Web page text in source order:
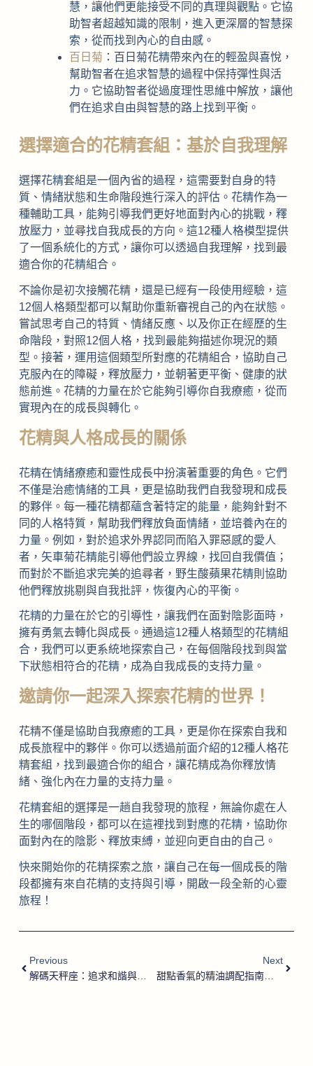
慧，讓他們更能接受不同的真理與觀點。它協
助智者超越知識的限制，進入更深層的智慧探
索，從而找到內心的自由感。
百日菊 ：百日菊花精帶來內在的輕盈與喜悅，
幫助智者在追求智慧的過程中保持彈性與活
力。它協助智者從過度理性思維中解放，讓他
們在追求自由與智慧的路上找到平衡。
選擇適合的花精套組：基於自我理解
選擇花精套組是一個內省的過程，這需要對自身的特
質、情緒狀態和生命階段進行深入的評估。花精作為一
種輔助工具，能夠引導我們更好地面對內心的挑戰，釋
放壓力，並尋找自我成長的方向。這12種人格模型提供
了一個系統化的方式，讓你可以透過自我理解，找到最
適合你的花精組合。
不論你是初次接觸花精，還是已經有一段使用經驗，這
12個人格類型都可以幫助你重新審視自己的內在狀態。
嘗試思考自己的特質、情緒反應、以及你正在經歷的生
命階段，對照12個人格，找到最能夠描述你現況的類
型。接著，運用這個類型所對應的花精組合，協助自己
克服內在的障礙，釋放壓力，並朝著更平衡、健康的狀
態前進。花精的力量在於它能夠引導你自我療癒，從而
實現內在的成長與轉化。
花精與人格成長的關係
花精在情緒療癒和靈性成長中扮演著重要的角色。它們
不僅是治癒情緒的工具，更是協助我們自我發現和成長
的夥伴。每一種花精都蘊含著特定的能量，能夠針對不
同的人格特質，幫助我們釋放負面情緒，並培養內在的
力量。例如，對於追求外界認同而陷入罪惡感的愛人
者，矢車菊花精能引導他們設立界線，找回自我價值；
而對於不斷追求完美的追尋者，野生酸蘋果花精則協助
他們釋放挑剔與自我批評，恢復內心的平衡。
花精的力量在於它的引導性，讓我們在面對陰影面時，
擁有勇氣去轉化與成長。通過這12種人格類型的花精組
合，我們可以更系統地探索自己，在每個階段找到與當
下狀態相符合的花精，成為自我成長的支持力量。
邀請你一起深入探索花精的世界！
花精不僅是協助自我療癒的工具，更是你在探索自我和
成長旅程中的夥伴。你可以透過前面介紹的12種人格花
精套組，找到最適合你的組合，讓花精成為你釋放情
緒、強化內在力量的支持力量。
花精套組的選擇是一趟自我發現的旅程，無論你處在人
生的哪個階段，都可以在這裡找到對應的花精，協助你
面對內在的陰影、釋放束縛，並迎向更自由的自己。
快來開始你的花精探索之旅，讓自己在每一個成長的階
段都擁有來自花精的支持與引導，開啟一段全新的心靈
旅程！
Previous
解碼天秤座：追求和諧與美麗的生活方式
Next
甜點香氣的精油調配指南：打造你的專屬甜美香氛